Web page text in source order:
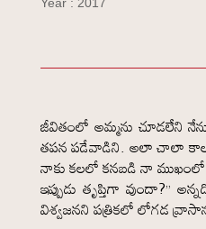
జీవితంలో అమ్మను చూడలేని
తపన పడేవాడిని. అలా చాలా
నాకు కలలో కనబడి నా ముఖంలో
ఇప్పుడు తృప్తిగా వుందా?”
విశ్వజనని పత్రికలో లోగడ